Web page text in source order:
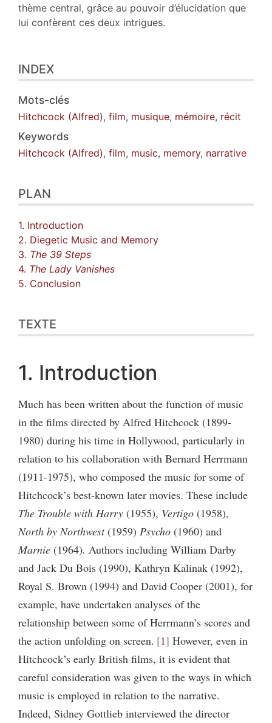
thème central, grâce au pouvoir d’élucidation que
lui confèrent ces deux intrigues.
INDEX
Mots-clés
Hitchcock (Alfred), film, musique, mémoire, récit
Keywords
Hitchcock (Alfred), film, music, memory, narrative
PLAN
1. Introduction
2. Diegetic Music and Memory
3. The 39 Steps
4. The Lady Vanishes
5. Conclusion
TEXTE
1. Introduction
Much has been written about the function of music
in the films directed by Alfred Hitchcock (1899-
1980) during his time in Hollywood, particularly in
relation to his collaboration with Bernard Herrmann
(1911-1975), who composed the music for some of
Hitchcock’s best-known later movies. These include
The Trouble with Harry (1955), Vertigo (1958),
North by Northwest (1959) Psycho (1960) and
Marnie (1964). Authors including William Darby
and Jack Du Bois (1990), Kathryn Kalinak (1992),
Royal S. Brown (1994) and David Cooper (2001), for
example, have undertaken analyses of the
relationship between some of Herrmann’s scores and
the action unfolding on screen. 1 However, even in
Hitchcock’s early British films, it is evident that
careful consideration was given to the ways in which
music is employed in relation to the narrative.
Indeed, Sidney Gottlieb interviewed the director